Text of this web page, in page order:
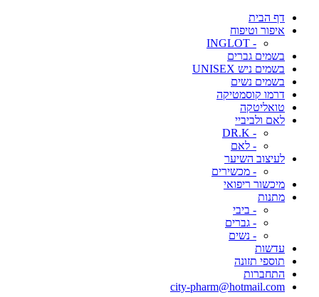
דף הבית
איפור וטיפוח
- INGLOT
בשמים גברים
בשמים ניש UNISEX
בשמים נשים
דרמו קוסמטיקה
טואליטקה
לאם ולביביי
- DR.K
- לאם
לעיצוב השיער
- מכשירים
מיכשור ריפואי
מתנות
- ביבי
- גברים
- נשים
עדשות
תוספי תזונה
התחברות
city-pharm@hotmail.com